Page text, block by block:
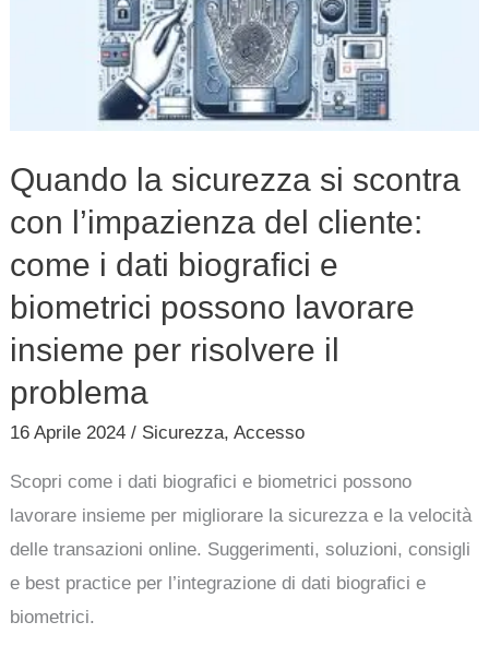
Quando la sicurezza si scontra
con l’impazienza del cliente:
come i dati biografici e
biometrici possono lavorare
insieme per risolvere il
problema
16 Aprile 2024/ Sicurezza,Accesso
Scopri come i dati biografici e biometrici possono
lavorare insieme per migliorare la sicurezza e la velocità
delle transazioni online. Suggerimenti, soluzioni, consigli
e best practice per l’integrazione di dati biografici e
biometrici.
l’impazienza
come
i
e
biometrici
possono
per
risolvere
il
problema